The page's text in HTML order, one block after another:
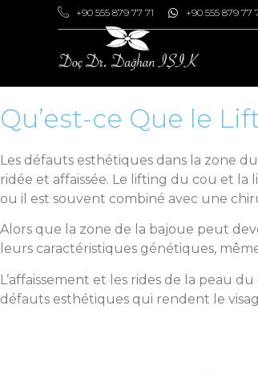
+90 555 879 77 71 +90 555 879 77
Qu’est-ce Que le
Les défauts esthétiques dans la zone
ridée et affaissée. Le lifting du cou et
ou il est souvent combiné avec une
Alors que la zone de la bajoue peut
leurs caractéristiques génétiques,
L’affaissement et les rides de la peau
défauts esthétiques qui rendent le